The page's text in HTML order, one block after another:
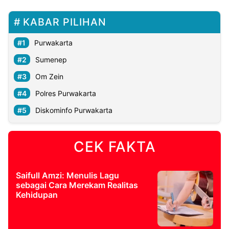
KABAR PILIHAN
Purwakarta
Sumenep
Om Zein
Polres Purwakarta
Diskominfo Purwakarta
CEK FAKTA
Saifull Amzi: Menulis Lagu
sebagai Cara Merekam Realitas
Kehidupan